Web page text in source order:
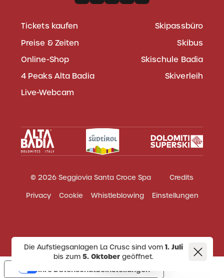
Die Aufstiegsanlagen La Crusc sind vom 1. Juli
bis zum5. Oktober geöffnet.
Tickets kaufen
Preise & Zeiten
Online-Shop
4 Peaks Alta Badia
Live-Webcam
Skipassbüro
Skibus
Skischule Badia
Skiverleih
© 2026 Seggiovia Santa Croce Spa
Credits
Privacy
Cookie Whistleblowing Einstellungen
Ihre Datenschutzeinstellungen